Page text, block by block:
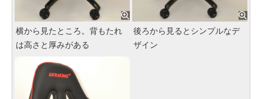
横から見たところ。背もたれ
は高さと厚みがある
後ろから見るとシンプルなデ
ザイン